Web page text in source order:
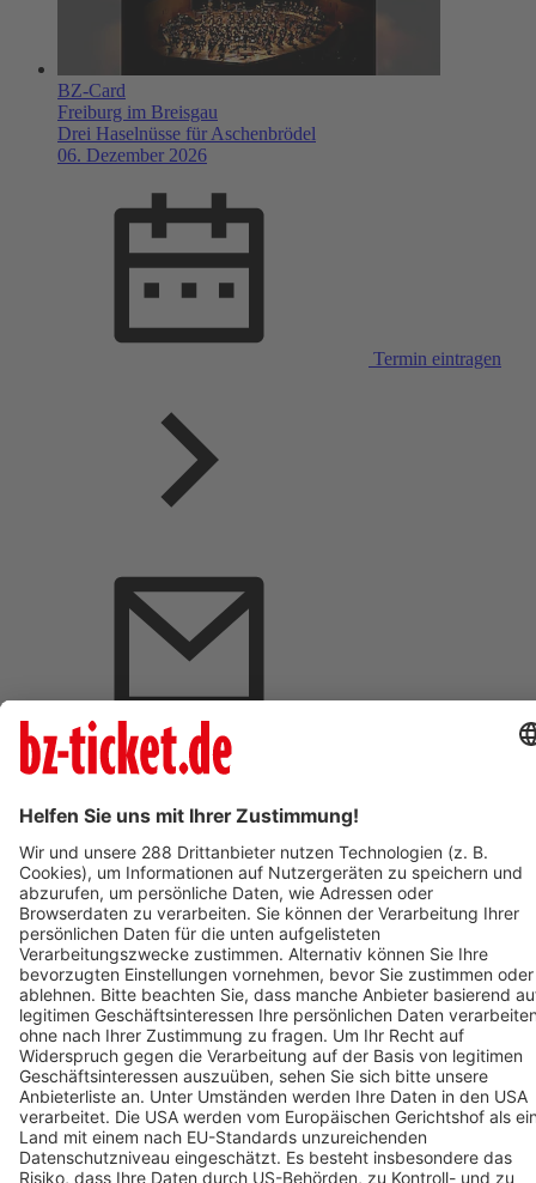
BZ-Card
Freiburg im Breisgau
Drei Haselnüsse für Aschenbrödel
06. Dezember 2026
Termin eintragen
Verkaufsstellen vor